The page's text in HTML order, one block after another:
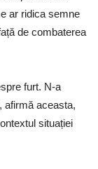
ar ridica semne
de combaterea
furt. N-a
afirmă aceasta,
situației